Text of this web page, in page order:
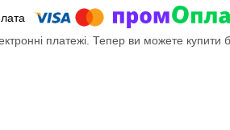
платежі. Тепер ви можете купити